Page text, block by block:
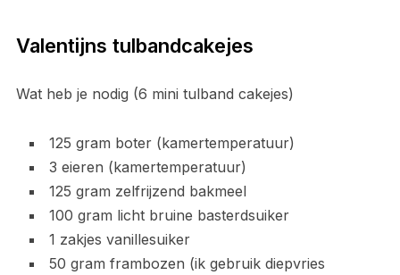
Valentijns tulbandcakejes
Wat heb je nodig (6 mini tulband cakejes)
125 gram boter (kamertemperatuur)
3 eieren (kamertemperatuur)
125 gram zelfrijzend bakmeel
100 gram licht bruine basterdsuiker
1 zakjes vanillesuiker
50 gram frambozen (ik gebruik diepvries